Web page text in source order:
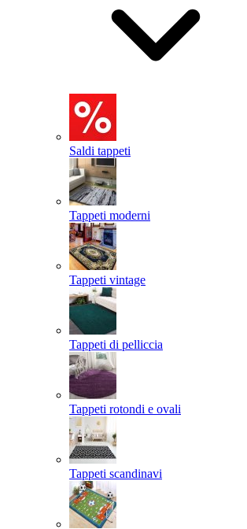
Saldi tappeti
Tappeti moderni
Tappeti vintage
Tappeti di pelliccia
Tappeti rotondi e ovali
Tappeti scandinavi